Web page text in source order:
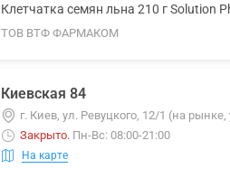
Клетчатка семян льна 210 г Solution
ТОВ ВТФ ФАРМАКОМ
Киевская 84
г. Киев, ул. Ревуцкого, 12/1 (на
Закрыто. Пн-Вс: 08:00-21:00
На карте